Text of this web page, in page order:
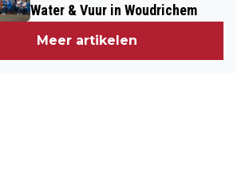
Water & Vuur in Woudrichem
Meer artikelen